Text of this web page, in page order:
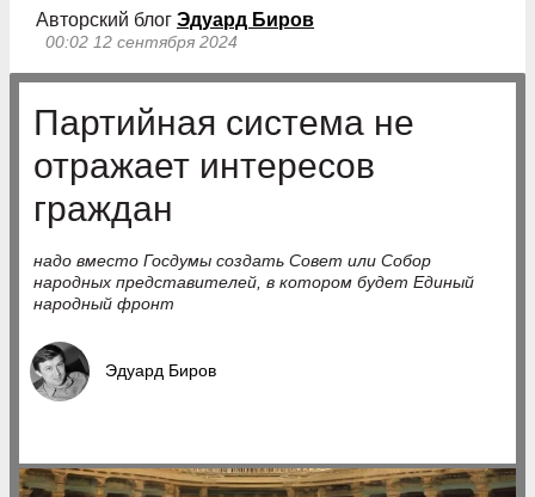
Авторский блог Эдуард Биров
00:02 12 сентября 2024
Партийная система не
отражает интересов
граждан
надо вместо Госдумы создать Совет или Собор
народных представителей, в котором будет Единый
народный фронт
Эдуард Биров